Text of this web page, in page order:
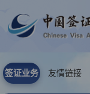
签证业务 友情链接